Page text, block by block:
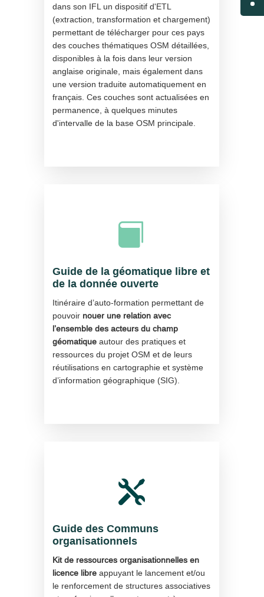
dans son IFL un dispositif d'ETL
(extraction, transformation et chargement)
permettant de télécharger pour ces pays
des couches thématiques OSM détaillées,
disponibles à la fois dans leur version
anglaise originale, mais également dans
une version traduite automatiquement en
français. Ces couches sont actualisées en
permanence, à quelques minutes
d'intervalle de la base OSM principale.

Guide de la géomatique libre et
de la donnée ouverte
Itinéraire d’auto-formation permettant de
pouvoir nouer une relation avec
l’ensemble des acteurs du champ
géomatique autour des pratiques et
ressources du projet OSM et de leurs
réutilisations en cartographie et système
d’information géographique (SIG).

Guide des Communs
organisationnels
Kit de ressources organisationnelles en
licence libre appuyant le lancement et/ou
le renforcement de structures associatives